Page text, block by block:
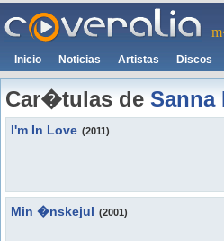
Inicio Noticias Artistas Discos
Car�tulas de Sanna
I'm In Love (2011)
Min �nskejul (2001)